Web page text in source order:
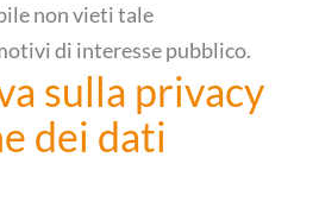
non vieti tale
di interesse pubblico.
sulla privacy
dei dati